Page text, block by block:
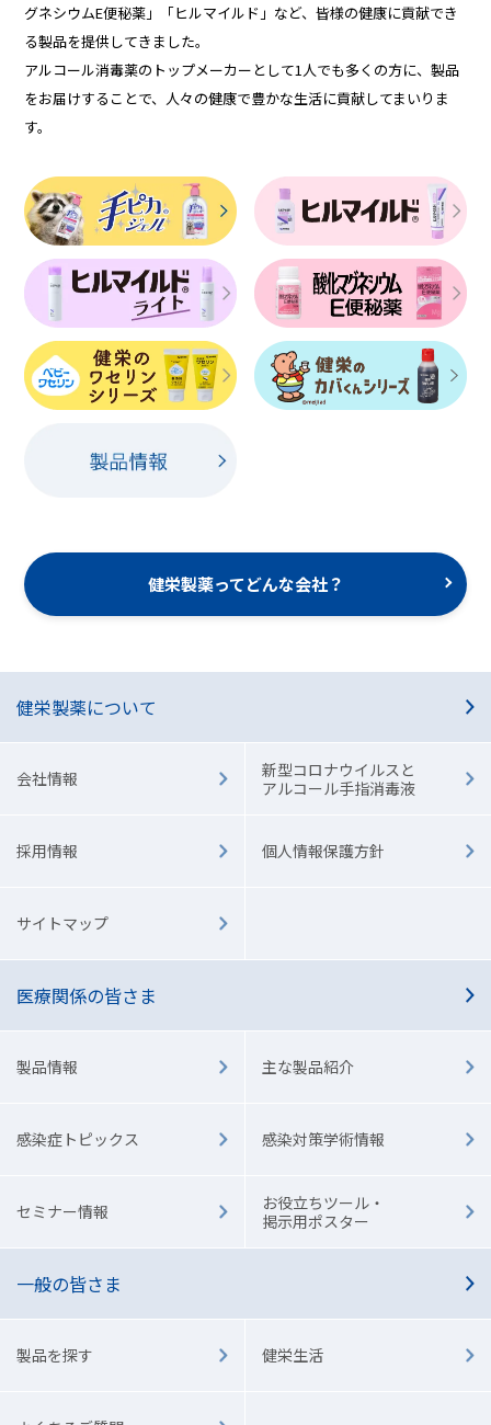
グネシウムE便秘薬」「ヒルマイルド」など、皆様の健康に貢献でき
る製品を提供してきました。
アルコール消毒薬のトップメーカーとして1人でも多くの方に、製品
をお届けすることで、人々の健康で豊かな生活に貢献してまいりま
す。
健栄製薬ってどんな会社？
健栄製薬について
会社情報
新型コロナウイルスと
アルコール手指消毒液
採用情報 個人情報保護方針
サイトマップ
医療関係の皆さま
製品情報 主な製品紹介
感染症トピックス 感染対策学術情報
セミナー情報
お役立ちツール・
掲示用ポスター
一般の皆さま
製品を探す 健栄生活